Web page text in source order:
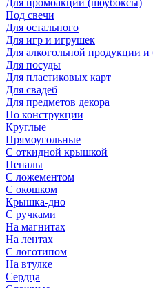
Для промоакций (шоубоксы)
Под свечи
Для остального
Для игр и игрушек
Для алкогольной продукции и
Для посуды
Для пластиковых карт
Для свадеб
Для предметов декора
По конструкции
Круглые
Прямоугольные
С откидной крышкой
Пеналы
С ложементом
С окошком
Крышка-дно
С ручками
На магнитах
На лентах
С логотипом
На втулке
Сердца